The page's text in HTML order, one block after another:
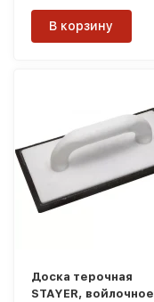
В корзину
Доска терочная
STAYER, войлочное